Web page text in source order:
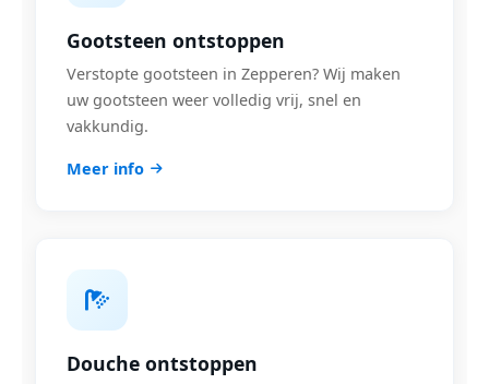
Gootsteen ontstoppen
Verstopte gootsteen in Zepperen? Wij maken
uw gootsteen weer volledig vrij, snel en
vakkundig.
Meer info
Douche ontstoppen